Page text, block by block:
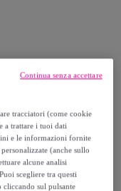
tracciatori (come cookie
a trattare i tuoi dati
e le informazioni fornite
(anche sullo
alcune analisi
scegliere tra questi
sul pulsante
Continua senza accettare